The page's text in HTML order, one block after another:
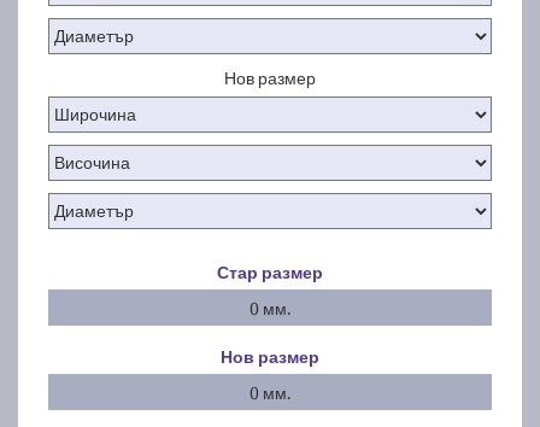
Нов размер
Стар размер
0 мм.
Нов размер
0 мм.